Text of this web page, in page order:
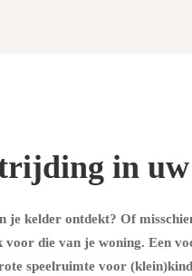
in
je kelder ontdekt? Of
voor die van je woning. Een
speelruimte voor